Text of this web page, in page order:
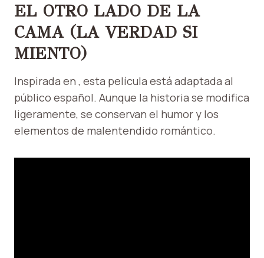
EL OTRO LADO DE LA
CAMA (LA VERDAD SI
MIENTO)
Inspirada en , esta película está adaptada al
público español. Aunque la historia se modifica
ligeramente, se conservan el humor y los
elementos de malentendido romántico.